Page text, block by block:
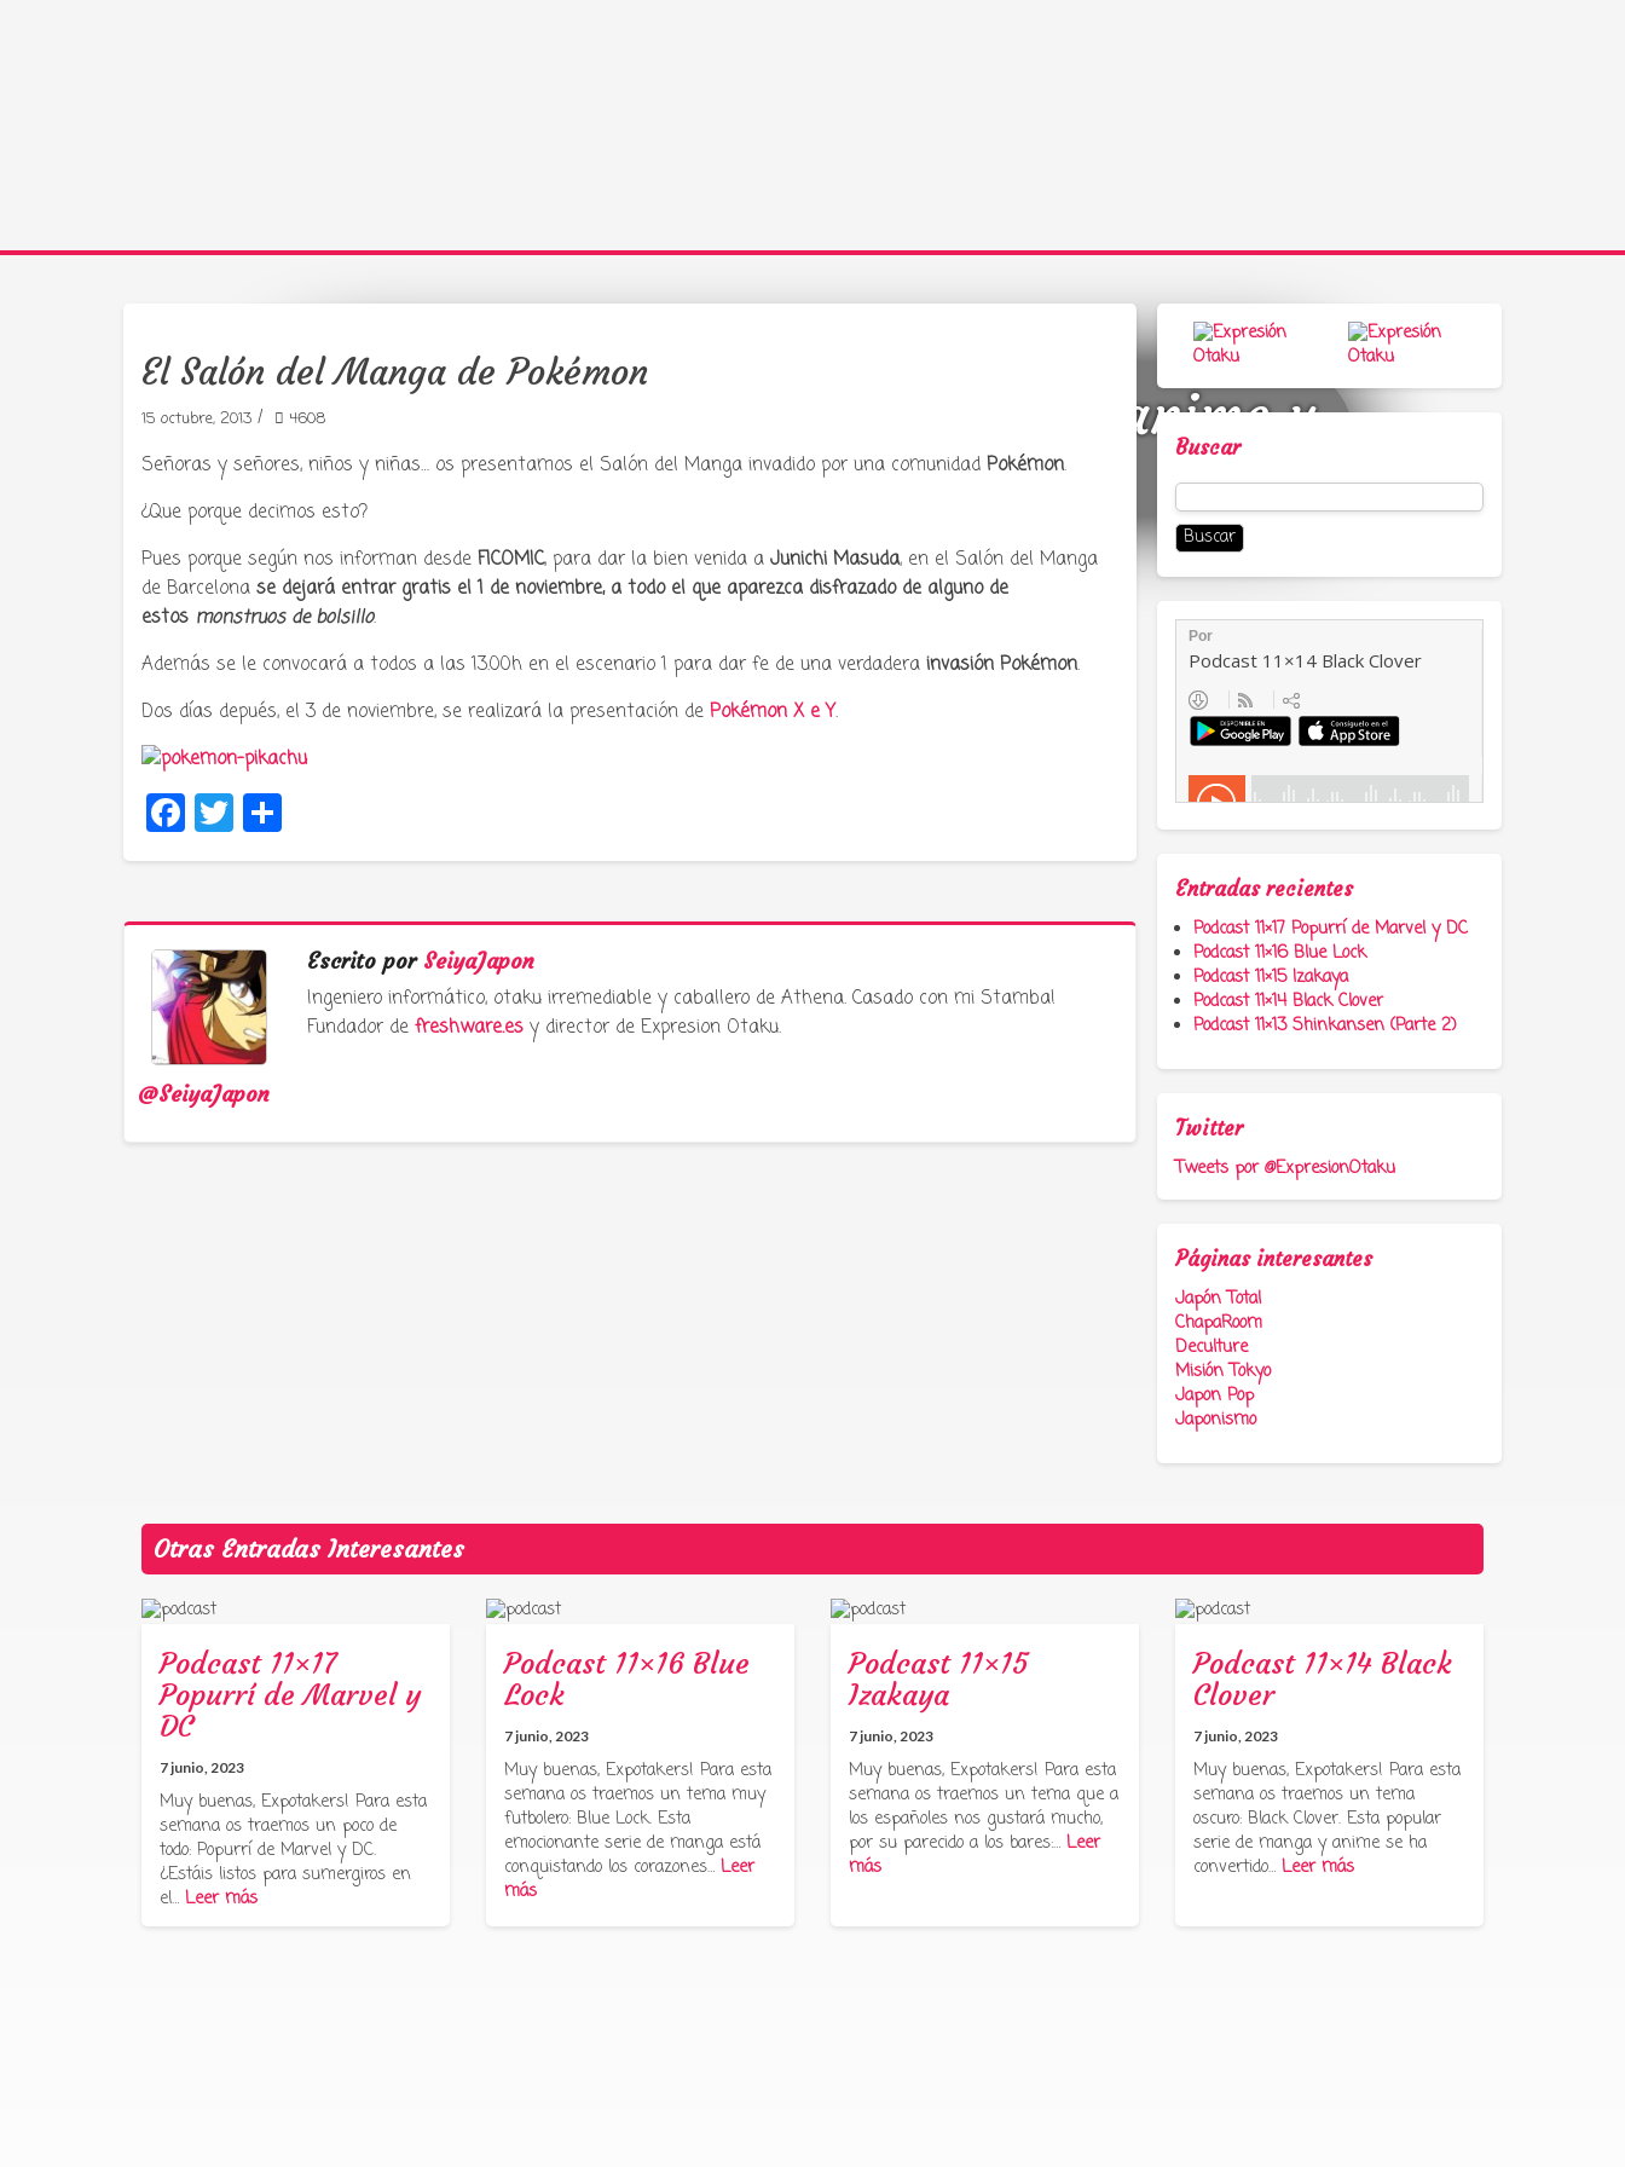
Tu radio y podcast sobre manga, anime y
cultura japonesa ツ
El Salón del Manga de Pokémon
15 octubre, 2013 / 4608
Señoras y señores, niños y niñas… os presentamos el Salón del Manga invadido por una comunidad Pokémon.
¿Que porque decimos esto?
Pues porque según nos informan desde FICOMIC, para dar la bien venida a Junichi Masuda, en el Salón del Manga
de Barcelona se dejará entrar gratis el 1 de noviembre, a todo el que aparezca disfrazado de alguno de
estos monstruos de bolsillo.
Además se le convocará a todos a las 13.00h en el escenario 1 para dar fe de una verdadera invasión Pokémon.
Dos días depués, el 3 de noviembre, se realizará la presentación de Pokémon X e Y.
Facebook
Twitter
@SeiyaJapon
Escrito por SeiyaJapon
Ingeniero informático, otaku irremediable y caballero de Athena. Casado con mi Stamba!
Fundador de freshware.esy director de Expresion Otaku.
Buscar
Buscar:
Entradas recientes
Podcast 11×17 Popurrí de Marvel y DC
Podcast 11×16 Blue Lock
Podcast 11×15 Izakaya
Podcast 11×14 Black Clover
Podcast 11×13 Shinkansen (Parte 2)
Twitter
Tweets por @ExpresionOtaku
Páginas interesantes
Japón Total
ChapaRoom
Deculture
Misión Tokyo
Japon Pop
Japonismo
Otras Entradas Interesantes
Podcast 11×17
Popurrí de Marvel y
DC
7 junio, 2023
Muy buenas, Expotakers! Para esta
semana os traemos un poco de
todo: Popurrí de Marvel y DC.
¿Estáis listos para sumergiros en
el… Leer más
Podcast 11×16 Blue
Lock
7 junio, 2023
Muy buenas, Expotakers! Para esta
semana os traemos un tema muy
futbolero: Blue Lock. Esta
emocionante serie de manga está
conquistando los corazones… Leer
más
Podcast 11×15
Izakaya
7 junio, 2023
Muy buenas, Expotakers! Para esta
semana os traemos un tema que a
los españoles nos gustará mucho,
por su parecido a los bares:… Leer
más
Podcast 11×14 Black
Clover
7 junio, 2023
Muy buenas, Expotakers! Para esta
semana os traemos un tema
oscuro: Black Clover. Esta popular
serie de manga y anime se ha
convertido… Leer más